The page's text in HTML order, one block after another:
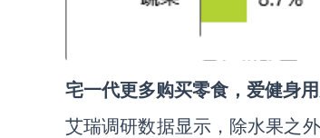
宅一代更多购买零食，爱健身
艾瑞调研数据显示，除水果之